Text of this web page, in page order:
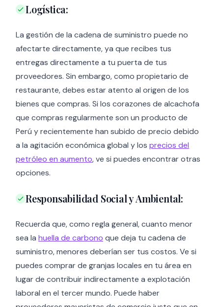
Logística:
La gestión de la cadena de suministro puede no
afectarte directamente, ya que recibes tus
entregas directamente a tu puerta de tus
proveedores. Sin embargo, como propietario de
restaurante, debes estar atento al origen de los
bienes que compras. Si los corazones de alcachofa
que compras regularmente son un producto de
Perú y recientemente han subido de precio debido
a la agitación económica global y los precios del
petróleo en aumento, ve si puedes encontrar otras
opciones.
Responsabilidad Social y Ambiental:
Recuerda que, como regla general, cuanto menor
sea la huella de carbono que deja tu cadena de
suministro, menores deberían ser tus costos. Ve si
puedes comprar de granjas locales en tu área en
lugar de contribuir indirectamente a explotación
laboral en el tercer mundo. Puede haber